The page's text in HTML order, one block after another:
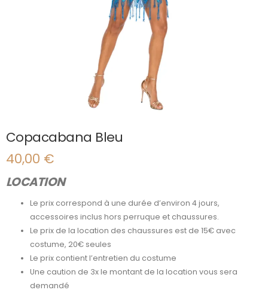
Copacabana Bleu
40,00 €
LOCATION
Le prix correspond à une durée d’environ 4 jours,
accessoires inclus hors perruque et chaussures.
Le prix de la location des chaussures est de 15€ avec
costume, 20€ seules
Le prix contient l’entretien du costume
Une caution de 3x le montant de la location vous sera
demandé